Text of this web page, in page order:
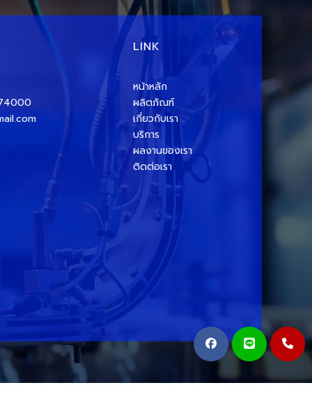
LINK
หน้าหลัก
ผลิตภัณฑ์
เกี่ยวกับเรา
บริการ
ผลงานของเรา
ติดต่อเรา